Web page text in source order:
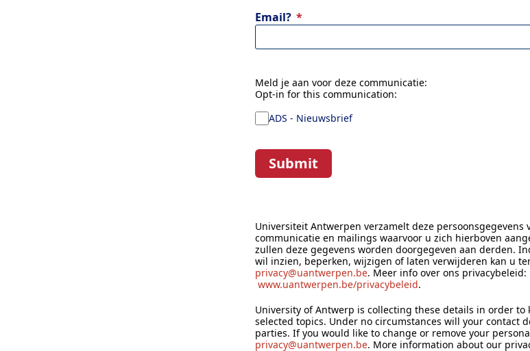
Email?
Meld je aan voor deze communicatie:
Opt-in for this communication:
ADS - Nieuwsbrief
Submit
Universiteit Antwerpen verzamelt deze persoonsgegevens
communicatie en mailings waarvoor u zich hierboven
zullen deze gegevens worden doorgegeven aan derden.
wil inzien, beperken, wijzigen of laten verwijderen kan u
privacy@uantwerpen.be. Meer info over ons privacybeleid:
www.uantwerpen.be/privacybeleid.
University of Antwerp is collecting these details in order
selected topics. Under no circumstances will your contact
parties. If you would like to change or remove your
privacy@uantwerpen.be. More information about our